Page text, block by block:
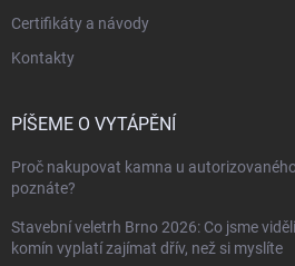
Certifikáty a návody
Kontakty
PÍŠEME O VYTÁPĚNÍ
Proč nakupovat kamna u
poznáte?
Stavební veletrh Brno 2026: Co jsme
komín vyplatí zajímat dřív, než si myslíte